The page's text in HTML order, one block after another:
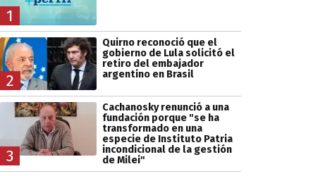
1
2
Quirno reconoció que el
gobierno de Lula solicitó el
retiro del embajador
argentino en Brasil
3
Cachanosky renunció a una
fundación porque "se ha
transformado en una
especie de Instituto Patria
incondicional de la gestión
de Milei"